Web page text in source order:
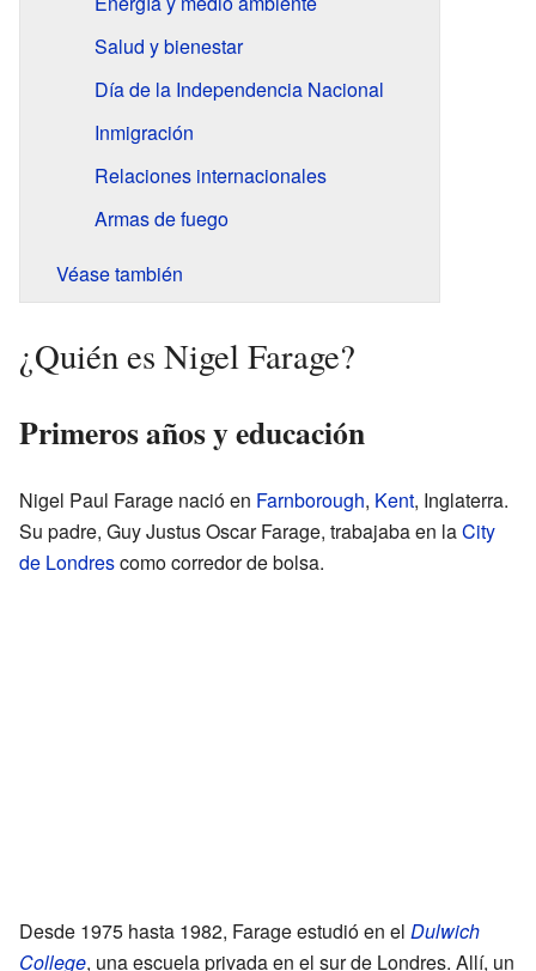
Salud y bienestar
Día de la Independencia Nacional
Inmigración
Relaciones internacionales
Armas de fuego
Véase también
¿Quién es Nigel Farage?
Primeros años y educación
Nigel Paul Farage nació en Farnborough, Kent, Inglaterra.
Su padre, Guy Justus Oscar Farage, trabajaba en laCity
de Londrescomo corredor de bolsa.
Desde 1975 hasta 1982, Farage estudió en el Dulwich
College, una escuela privada en el sur de Londres. Allí, un